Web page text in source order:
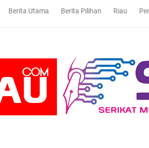
Berita Utama Berita Pilihan Riau